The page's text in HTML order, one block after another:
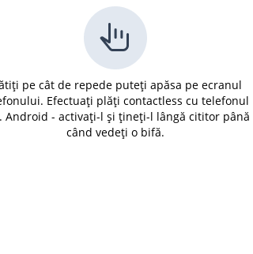
pe cât de repede puteți apăsa pe ecranul
Efectuați plăți contactless cu telefonul
Android - activați-l și țineți-l lângă cititor până
când vedeți o bifă.